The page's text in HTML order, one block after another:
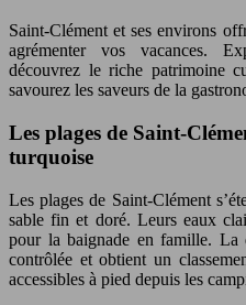
Saint-Clément et ses environs
agrémenter vos vacances.
découvrez le riche patrimoine
savourez les saveurs de la
Les plages de Saint-
turquoise
Les plages de Saint-Clément
sable fin et doré. Leurs eaux
pour la baignade en famille. La
contrôlée et obtient un
accessibles à pied depuis les